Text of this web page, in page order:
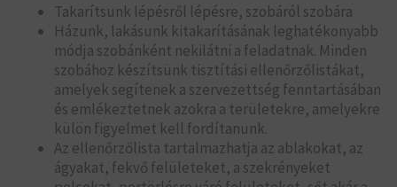
Takarítsunk lépésről lépésre, szobáról szobára
Házunk, lakásunk kitakarításának leghatékonyabb
módja szobánként nekilátni a feladatnak. Minden
szobához készítsünk tisztítási ellenőrzőlistákat,
amelyek segítenek a szervezettség fenntartásában
és emlékeztetnek azokra a területekre, amelyekre
külön figyelmet kell fordítanunk.
Az ellenőrzőlista tartalmazhatja az ablakokat, az
ágyakat, fekvő felületeket, a szekrényeket